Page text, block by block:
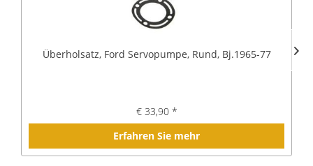
Überholsatz, Ford Servopumpe, Rund, Bj.1965-77
€ 33,90 *
Erfahren Sie mehr